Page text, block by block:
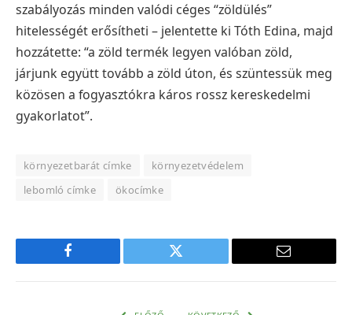
szabályozás minden valódi céges “zöldülés”
hitelességét erősítheti – jelentette ki Tóth Edina, majd
hozzátette: “a zöld termék legyen valóban zöld,
járjunk együtt tovább a zöld úton, és szüntessük meg
közösen a fogyasztókra káros rossz kereskedelmi
gyakorlatot”.
környezetbarát címke
környezetvédelem
lebomló címke
ökocímke
Facebook Twitter
E-